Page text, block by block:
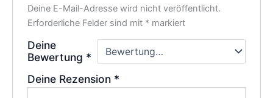
Deine E-Mail-Adresse wird nicht veröffentlicht.
Erforderliche Felder sind mit * markiert
Deine
Bewertung *
Deine Rezension *